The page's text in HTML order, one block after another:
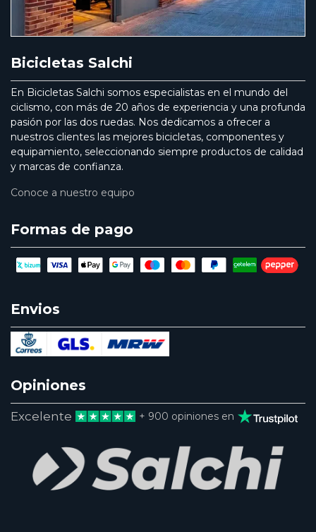
Bicicletas Salchi
En Bicicletas Salchi somos especialistas en el mundo del
ciclismo, con más de 20 años de experiencia y una profunda
pasión por las dos ruedas. Nos dedicamos a ofrecer a
nuestros clientes las mejores bicicletas, componentes y
equipamiento, seleccionando siempre productos de calidad
y marcas de confianza.
Conoce a nuestro equipo
Formas de pago
Envios
Opiniones
Excelente + 900 opiniones en